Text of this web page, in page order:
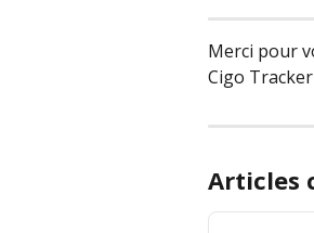
Merci pour
Cigo
Articles